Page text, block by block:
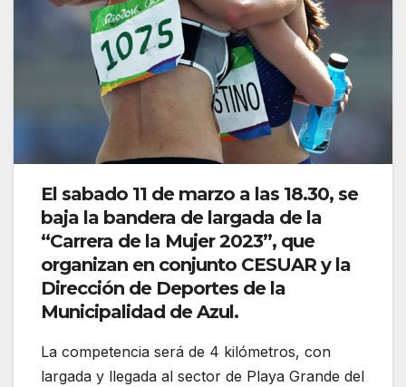
El sabado 11 de marzo a las 18.30, se
baja la bandera de largada de la
“Carrera de la Mujer 2023”, que
organizan en conjunto CESUAR y la
Dirección de Deportes de la
Municipalidad de Azul.
La competencia será de 4 kilómetros, con
largada y llegada al sector de Playa Grande del